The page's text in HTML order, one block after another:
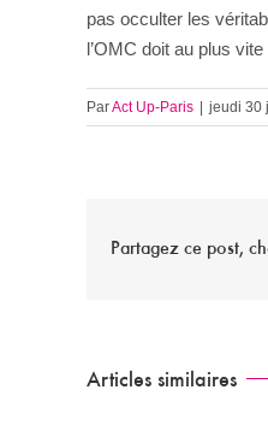
pas occulter les
l’OMC doit au plus
ParAct Up-Paris | jeudi 30
Partagez ce post,
Articles similaires